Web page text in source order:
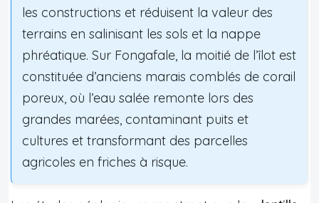
les constructions et réduisent la valeur des
terrains en salinisant les sols et la nappe
phréatique. Sur Fongafale, la moitié de l’îlot est
constituée d’anciens marais comblés de corail
poreux, où l’eau salée remonte lors des
grandes marées, contaminant puits et
cultures et transformant des parcelles
agricoles en friches à risque.